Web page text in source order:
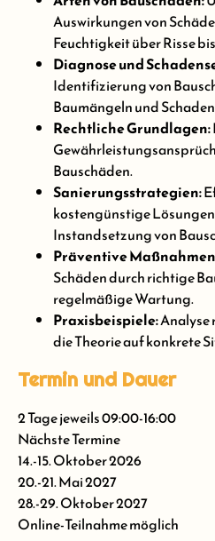
Auswirkungen von
Feuchtigkeit über Risse
Diagnose und
Identifizierung von
Baumängeln und
Rechtliche Grundlagen:
Bauschäden.
Sanierungsstrategien:
kostengünstige
Instandsetzung von
Präventive
Schäden durch richtige
regelmäßige Wartung.
Praxisbeispiele:Analyse
die Theorie auf konkrete
Termin und Dauer
2 Tage jeweils 09:00-16:00
Nächste Termine
14.-15. Oktober 2026
20.-21. Mai 2027
28.-29. Oktober 2027
Online-Teilnahme möglich